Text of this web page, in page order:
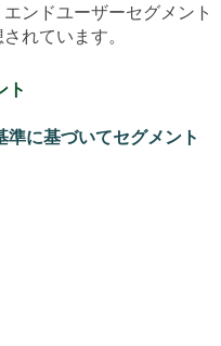
ンドユーザーセグメント
れています。
ト
に基づいてセグメント